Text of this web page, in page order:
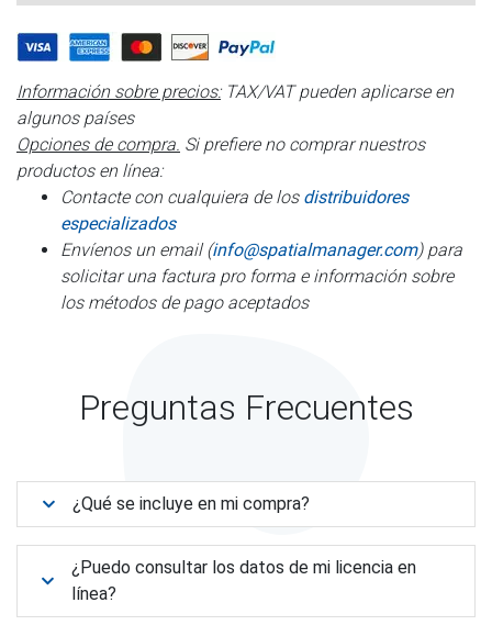
Información sobre precios:TAX/VAT pueden aplicarse en
algunos países
Opciones de compra. Si prefiere no comprar nuestros
productos en línea:
Contacte con cualquiera de los distribuidores
especializados
Envíenos un email (info@spatialmanager.com) para
solicitar una factura pro forma e información sobre
los métodos de pago aceptados
Preguntas Frecuentes
¿Qué se incluye en mi compra?
¿Puedo consultar los datos de mi licencia en
línea?